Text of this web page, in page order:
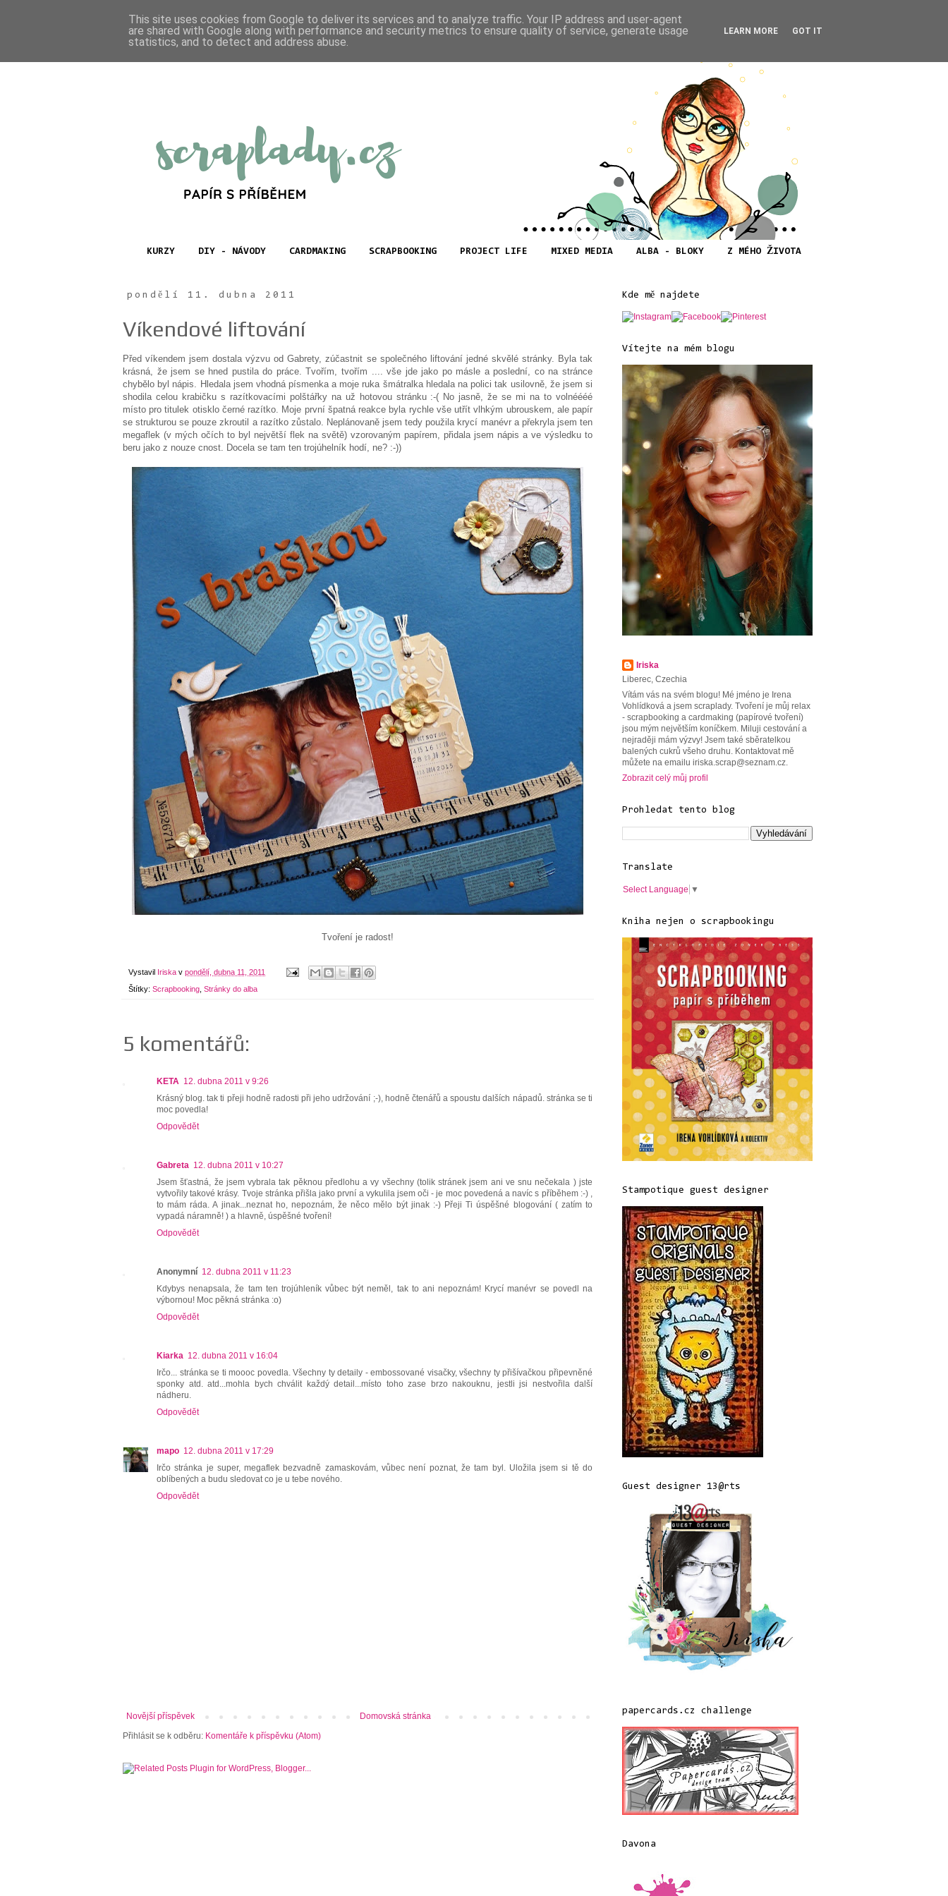
KURZY DIY - NÁVODY CARDMAKING SCRAPBOOKING PROJECT LIFE MIXED MEDIA ALBA - BLOKY Z MÉHO ŽIVOTA
pondělí 11. dubna 2011
Víkendové liftování
Před víkendem jsem dostala výzvu od Gabrety, zúčastnit se společného liftování jedné skvělé stránky. Byla tak
krásná, že jsem se hned pustila do práce. Tvořím, tvořím .... vše jde jako po másle a poslední, co na stránce
chybělo byl nápis. Hledala jsem vhodná písmenka a moje ruka šmátralka hledala na polici tak usilovně, že jsem si
shodila celou krabičku s razítkovacími polštářky na už hotovou stránku :-( No jasně, že se mi na to volnéééé
místo pro titulek otisklo černé razítko. Moje první špatná reakce byla rychle vše utřít vlhkým ubrouskem, ale papír
se strukturou se pouze zkroutil a razítko zůstalo. Neplánovaně jsem tedy použila krycí manévr a překryla jsem ten
megaflek (v mých očích to byl největší flek na světě) vzorovaným papírem, přidala jsem nápis a ve výsledku to
beru jako z nouze cnost. Docela se tam ten trojúhelník hodí, ne? :-))
Tvoření je radost!
Vystavil Iriska v pondělí, dubna 11, 2011
Štítky: Scrapbooking Stránky do alba
5 komentářů:
KETA 12. dubna 2011 v 9:26
Krásný blog. tak ti přeji hodně radosti při jeho udržování ;-), hodně čtenářů a spoustu dalších nápadů. stránka se ti
moc povedla!
Odpovědět
Gabreta 12. dubna 2011 v 10:27
Jsem šťastná, že jsem vybrala tak pěknou předlohu a vy všechny (tolik stránek jsem ani ve snu nečekala ) jste
vytvořily takové krásy. Tvoje stránka přišla jako první a vykulila jsem oči - je moc povedená a navíc s příběhem :-) ,
to mám ráda. A jinak...neznat ho, nepoznám, že něco mělo být jinak :-) Přeji Ti úspěšné blogování ( zatím to
vypadá náramně! ) a hlavně, úspěšné tvoření!
Odpovědět
Anonymní 12. dubna 2011 v 11:23
Kdybys nenapsala, že tam ten trojúhleník vůbec být neměl, tak to ani nepoznám! Krycí manévr se povedl na
výbornou! Moc pěkná stránka :o)
Odpovědět
Kiarka 12. dubna 2011 v 16:04
Irčo... stránka se ti moooc povedla. Všechny ty detaily - embossované visačky, všechny ty přišívačkou připevněné
sponky atd. atd...mohla bych chválit každý detail...místo toho zase brzo nakouknu, jestli jsi nestvořila další
nádheru.
Odpovědět
mapo 12. dubna 2011 v 17:29
Irčo stránka je super, megaflek bezvadně zamaskovám, vůbec není poznat, že tam byl. Uložila jsem si tě do
oblíbených a budu sledovat co je u tebe nového.
Odpovědět
Novější příspěvek
Domovská stránka
Přihlásit se k odběru: Komentáře k příspěvku (Atom)
Kde mě najdete
Vítejte na mém blogu
Iriska
Liberec, Czechia
Vítám vás na svém blogu! Mé jméno je Irena
Vohlídková a jsem scraplady. Tvoření je můj relax
- scrapbooking a cardmaking (papírové tvoření)
jsou mým největším koníčkem. Miluji cestování a
nejraději mám výzvy! Jsem také sběratelkou
balených cukrů všeho druhu. Kontaktovat mě
můžete na emailu iriska.scrap@seznam.cz.
Zobrazit celý můj profil
Prohledat tento blog
Translate
Select Language ▼
Kniha nejen o scrapbookingu
Stampotique guest designer
Guest designer 13@rts
papercards.cz challenge
Davona
This site uses cookies from Google to deliver its services and to analyze traffic. Your IP address and user-agent
are shared with Google along with performance and security metrics to ensure quality of service, generate usage
statistics, and to detect and address abuse.
LEARN MORE GOT IT